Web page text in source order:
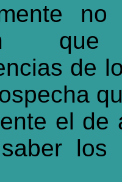
de
el
los